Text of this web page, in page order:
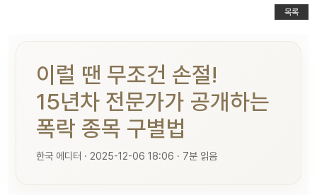
목록
이럴 땐 무조건 손절!
15년차 전문가가 공개하는
폭락 종목 구별법
한국 에디터 · 2025-12-06 18:06 · 7분 읽음